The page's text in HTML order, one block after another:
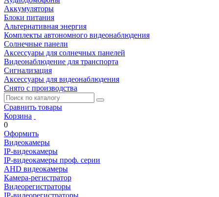
Аккумуляторы
Блоки питания
Альтернативная энергия
Комплекты автономного видеонаблюдения
Солнечные панели
Аксессуары для солнечных панелей
Видеонаблюдение для транспорта
Сигнализация
Аксессуары для видеонаблюдения
Снято с производства
Сравнить товары
Корзина
0
Оформить
Видеокамеры
IP-видеокамеры
IP-видеокамеры проф. серии
AHD видеокамеры
Камера-регистратор
Видеорегистраторы
IP-видеорегистраторы